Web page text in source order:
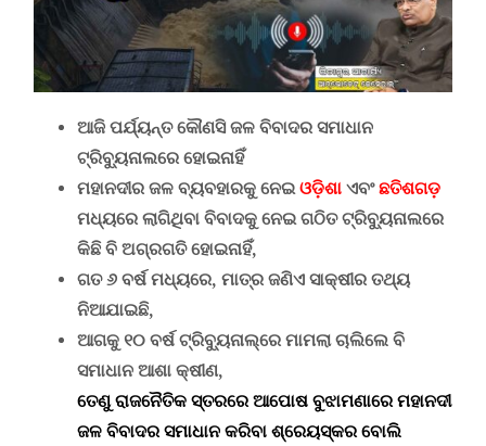
ଆଜି ପର୍ଯ୍ୟନ୍ତ କୌଣସି ଜଳ ବିବାଦର ସମାଧାନ
ଟ୍ରିବ୍ୟୁନାଲରେ ହୋଇନାହିଁ
ମହାନଦୀର ଜଳ ବ୍ୟବହାରକୁ ନେଇଓଡ଼ିଶା ଏବଂଛତିଶଗଡ଼
ମଧ୍ୟରେ ଲାଗିଥିବା ବିବାଦକୁ ନେଇ ଗଠିତ ଟ୍ରିବ୍ୟୁନାଲରେ
କିଛି ବି ଅଗ୍ରଗତି ହୋଇନାହିଁ,
ଗତ ୬ ବର୍ଷ ମଧ୍ୟରେ, ମାତ୍ର ଜଣିଏ ସାକ୍ଷୀର ତଥ୍ୟ
ନିଆଯାଇଛି,
ଆଗକୁ ୧୦ ବର୍ଷ ଟ୍ରିବ୍ୟୁନାଲ୍‌ରେ ମାମଲା ଚାଲିଲେ ବି
ସମାଧାନ ଆଶା କ୍ଷୀଣ,
ତେଣୁରାଜନୈତିକ ସ୍ତରରେ ଆପୋଷ ବୁଝାମଣାରେମହାନଦୀ
ଜଳ ବିବାଦରସମାଧାନ କରିବା ଶ୍ରେୟସ୍କର ବୋଲି